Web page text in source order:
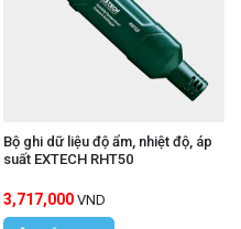
Bộ ghi dữ liệu độ ẩm, nhiệt độ, áp
suất EXTECH RHT50
3,717,000 VND